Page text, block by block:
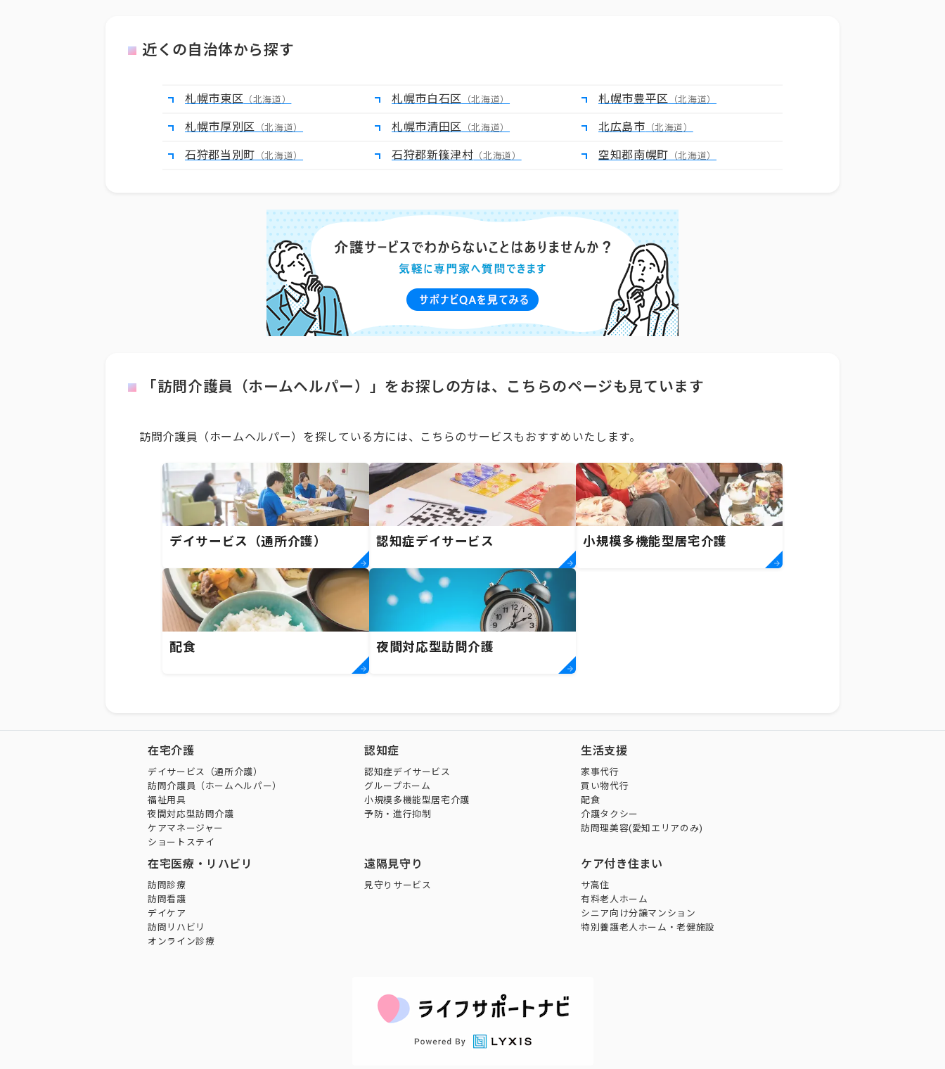
近くの自治体から探す
札幌市東区 （北海道） 札幌市白石区 （北海道） 札幌市豊平区 （北海道）
札幌市厚別区 （北海道） 札幌市清田区 （北海道） 北広島市 （北海道）
石狩郡当別町 （北海道） 石狩郡新篠津村 （北海道） 空知郡南幌町 （北海道）
「訪問介護員（ホームヘルパー）」をお探しの方は、こちらのページも見ています
訪問介護員（ホームヘルパー）を探している方には、こちらのサービスもおすすめいたします。
デイサービス（通所介護） 認知症デイサービス 小規模多機能型居宅介護
配食 夜間対応型訪問介護
在宅介護
デイサービス（通所介護）
訪問介護員（ホームヘルパー）
福祉用具
夜間対応型訪問介護
ケアマネージャー
ショートステイ
認知症
認知症デイサービス
グループホーム
小規模多機能型居宅介護
予防・進行抑制
生活支援
家事代行
買い物代行
配食
介護タクシー
訪問理美容(愛知エリアのみ)
在宅医療・リハビリ
訪問診療
訪問看護
デイケア
訪問リハビリ
オンライン診療
遠隔見守り
見守りサービス
ケア付き住まい
サ高住
有料老人ホーム
シニア向け分譲マンション
特別養護老人ホーム・老健施設